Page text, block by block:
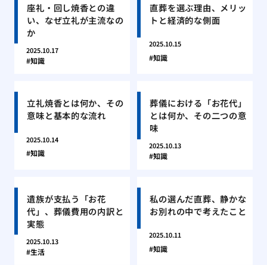
座礼・回し焼香との違
い、なぜ立礼が主流なの
か
2025.10.17
知識
直葬を選ぶ理由、メリッ
トと経済的な側面
2025.10.15
知識
立礼焼香とは何か、その
意味と基本的な流れ
2025.10.14
知識
葬儀における「お花代」
とは何か、その二つの意
味
2025.10.13
知識
遺族が支払う「お花
代」、葬儀費用の内訳と
実態
2025.10.13
生活
私の選んだ直葬、静かな
お別れの中で考えたこと
2025.10.11
知識